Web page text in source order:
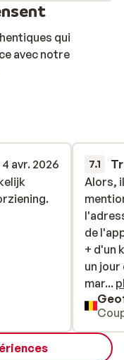
qui
avec notre
4 avr. 2026
7.1
Alors,
de
+ d'un
un
les
le
c'était
Alors,
de
+ d'un
un
mar...